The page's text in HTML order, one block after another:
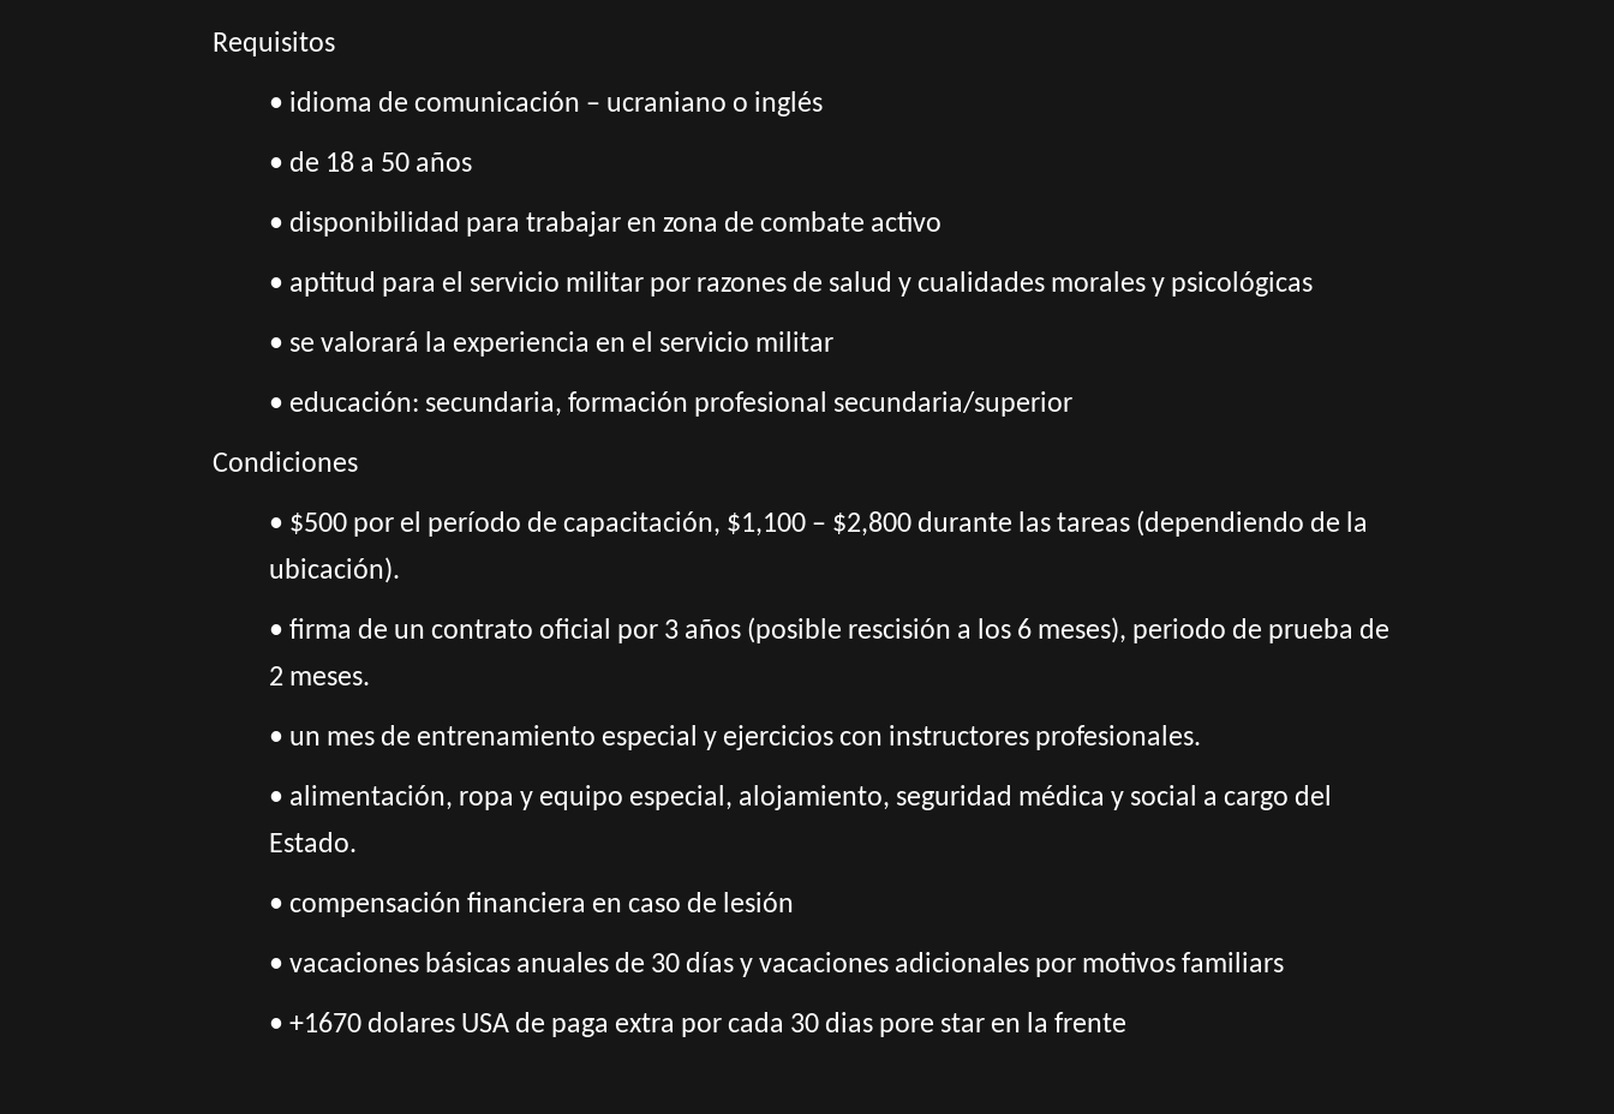
Requisitos
• idioma de comunicación – ucraniano o inglés
• de 18 a 50 años
• disponibilidad para trabajar en zona de combate activo
• aptitud para el servicio militar por razones de salud y cualidades morales y psicológicas
• se valorará la experiencia en el servicio militar
• educación: secundaria, formación profesional secundaria/superior
Condiciones
• $500 por el período de capacitación, $1,100 – $2,800 durante las tareas (dependiendo de la
ubicación).
• firma de un contrato oficial por 3 años (posible rescisión a los 6 meses), periodo de prueba de
2 meses.
• un mes de entrenamiento especial y ejercicios con instructores profesionales.
• alimentación, ropa y equipo especial, alojamiento, seguridad médica y social a cargo del
Estado.
• compensación financiera en caso de lesión
• vacaciones básicas anuales de 30 días y vacaciones adicionales por motivos familiars
• +1670 dolares USA de paga extra por cada 30 dias pore star en la frente